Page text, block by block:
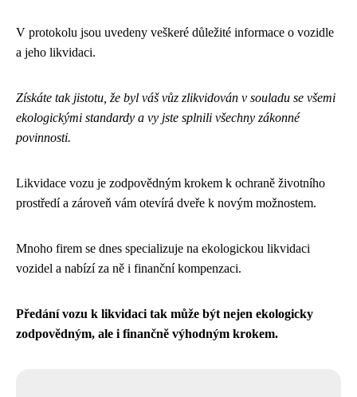
V protokolu jsou uvedeny veškeré důležité informace o vozidle
a jeho likvidaci.
Získáte tak jistotu, že byl váš vůz zlikvidován v souladu se všemi
ekologickými standardy a vy jste splnili všechny zákonné
povinnosti.
Likvidace vozu je zodpovědným krokem k ochraně životního
prostředí a zároveň vám otevírá dveře k novým možnostem.
Mnoho firem se dnes specializuje na ekologickou likvidaci
vozidel a nabízí za ně i finanční kompenzaci.
Předání vozu k likvidaci tak může být nejen ekologicky
zodpovědným, ale i finančně výhodným krokem.